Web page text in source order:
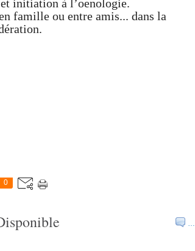
initiation à l’oenologie.
famille ou entre amis... dans la
0
…